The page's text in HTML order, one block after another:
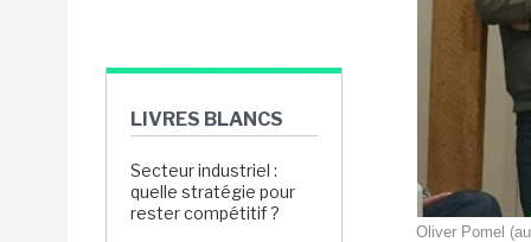
LIVRES BLANCS
Secteur industriel :
quelle stratégie pour
rester compétitif ?
Oliver Pomel